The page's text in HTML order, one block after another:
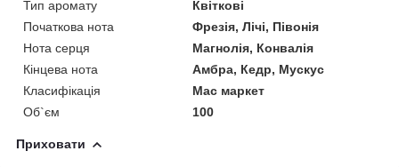
Тип аромату
Квіткові
Початкова нота
Фрезія, Лічі, Півонія
Нота серця
Магнолія, Конвалія
Кінцева нота
Амбра, Кедр, Мускус
Класифікація
Мас маркет
Об`єм
100
Приховати